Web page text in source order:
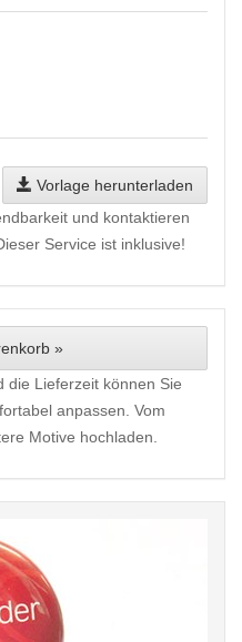
Vorlage herunterladen
und kontaktieren
Service ist inklusive!
»
die Lieferzeit können Sie
anpassen. Vom
Motive hochladen.